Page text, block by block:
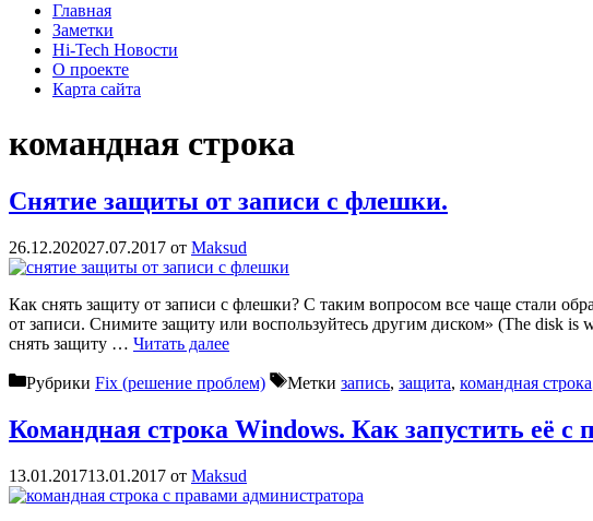
Главная
Заметки
Hi-Tech Новости
О проекте
Карта сайта
командная строка
Снятие защиты от записи с флешки.
26.12.202027.07.2017 от Maksud
Как снять защиту от записи с флешки? С таким вопросом все чаще стали
от записи. Снимите защиту или воспользуйтесь другим диском» (The disk
снять защиту … Читать далее
Рубрики Fix (решение проблем) Метки запись, защита, командная строка
Командная строка Windows. Как запустить её с
13.01.201713.01.2017 от Maksud